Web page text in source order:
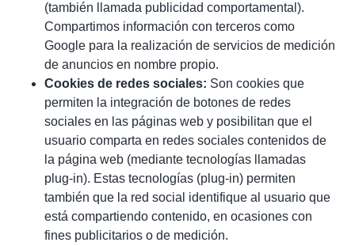
(también llamada publicidad comportamental).
Compartimos información con terceros como
Google para la realización de servicios de medición
de anuncios en nombre propio.
Cookies de redes sociales: Son cookies que
permiten la integración de botones de redes
sociales en las páginas web y posibilitan que el
usuario comparta en redes sociales contenidos de
la página web (mediante tecnologías llamadas
plug-in). Estas tecnologías (plug-in) permiten
también que la red social identifique al usuario que
está compartiendo contenido, en ocasiones con
fines publicitarios o de medición.